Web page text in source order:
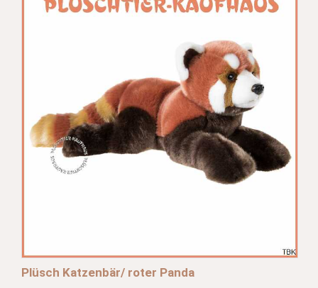
Plüsch Katzenbär/ roter Panda